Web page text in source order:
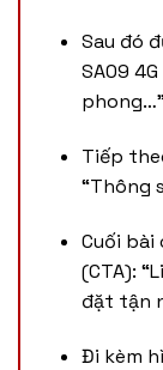
Sau đó
SA09
phong…”
Tiếp
“Thông
Cuối bài
(CTA):
đặt tận
Đi kèm